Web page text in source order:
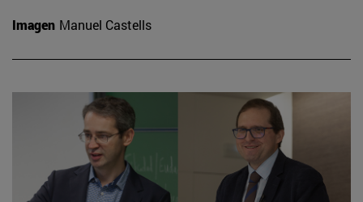
Imagen Manuel Castells